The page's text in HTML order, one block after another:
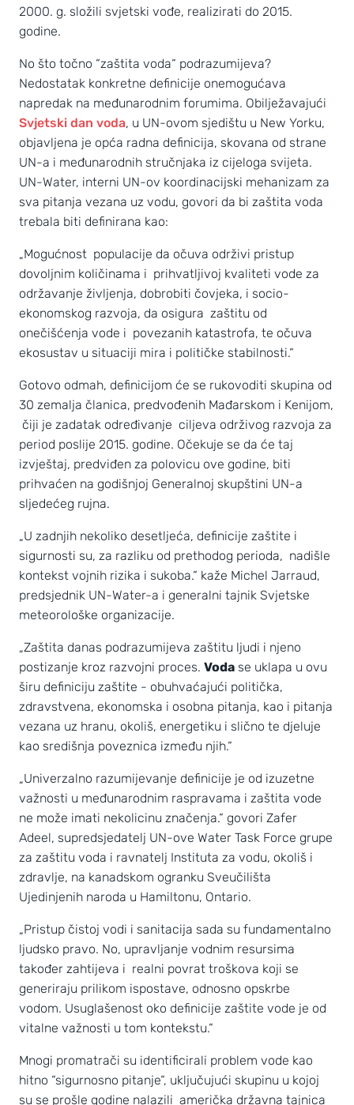
2000. g. složili svjetski vođe, realizirati do 2015.
godine.
No što točno “zaštita voda“ podrazumijeva?
Nedostatak konkretne definicije onemogućava
napredak na međunarodnim forumima. Obilježavajući
Svjetski dan voda, u UN-ovom sjedištu u New Yorku,
objavljena je opća radna definicija, skovana od strane
UN-a i međunarodnih stručnjaka iz cijeloga svijeta.
UN-Water, interni UN-ov koordinacijski mehanizam za
sva pitanja vezana uz vodu, govori da bi zaštita voda
trebala biti definirana kao:
„Mogućnost populacije da očuva održivi pristup
dovoljnim količinama i prihvatljivoj kvaliteti vode za
održavanje življenja, dobrobiti čovjeka, i socio-
ekonomskog razvoja, da osigura zaštitu od
onečišćenja vode i povezanih katastrofa, te očuva
ekosustav u situaciji mira i političke stabilnosti.“
Gotovo odmah, definicijom će se rukovoditi skupina od
30 zemalja članica, predvođenih Mađarskom i Kenijom,
čiji je zadatak određivanje ciljeva održivog razvoja za
period poslije 2015. godine. Očekuje se da će taj
izvještaj, predviđen za polovicu ove godine, biti
prihvaćen na godišnjoj Generalnoj skupštini UN-a
sljedećeg rujna.
„U zadnjih nekoliko desetljeća, definicije zaštite i
sigurnosti su, za razliku od prethodog perioda, nadišle
kontekst vojnih rizika i sukoba.“ kaže Michel Jarraud,
predsjednik UN-Water-a i generalni tajnik Svjetske
meteorološke organizacije.
„Zaštita danas podrazumijeva zaštitu ljudi i njeno
postizanje kroz razvojni proces. Voda se uklapa u ovu
širu definiciju zaštite - obuhvaćajući politička,
zdravstvena, ekonomska i osobna pitanja, kao i pitanja
vezana uz hranu, okoliš, energetiku i slično te djeluje
kao središnja poveznica između njih.“
„Univerzalno razumijevanje definicije je od izuzetne
važnosti u međunarodnim raspravama i zaštita vode
ne može imati nekolicinu značenja.“ govori Zafer
Adeel, supredsjedatelj UN-ove Water Task Force grupe
za zaštitu voda i ravnatelj Instituta za vodu, okoliš i
zdravlje, na kanadskom ogranku Sveučilišta
Ujedinjenih naroda u Hamiltonu, Ontario.
„Pristup čistoj vodi i sanitacija sada su fundamentalno
ljudsko pravo. No, upravljanje vodnim resursima
također zahtijeva i realni povrat troškova koji se
generiraju prilikom ispostave, odnosno opskrbe
vodom. Usuglašenost oko definicije zaštite vode je od
vitalne važnosti u tom kontekstu.“
Mnogi promatrači su identificirali problem vode kao
hitno “sigurnosno pitanje“, uključujući skupinu u kojoj
su se prošle godine nalazili američka državna tajnica